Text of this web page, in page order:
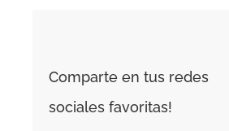
Comparte en tus redes
sociales favoritas!